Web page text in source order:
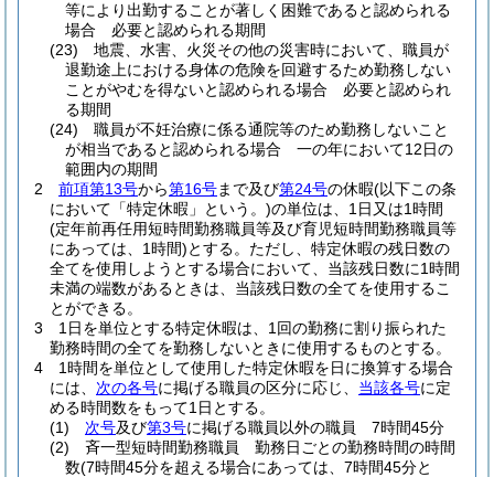
等により出勤することが著しく困難であると認められる
場合 必要と認められる期間
(23)
地震、水害、火災その他の災害時において、職員が
退勤途上における身体の危険を回避するため勤務しない
ことがやむを得ないと認められる場合 必要と認められ
る期間
(24)
職員が不妊治療に係る通院等のため勤務しないこと
が相当であると認められる場合 一の年において12日の
範囲内の期間
2
前項第13号から第16号まで及び第24号の休暇(以下この条
において「特定休暇」という。)の単位は、1日又は1時間
(定年前再任用短時間勤務職員等及び育児短時間勤務職員等
にあっては、1時間)とする。 ただし、特定休暇の残日数の
全てを使用しようとする場合において、当該残日数に1時間
未満の端数があるときは、当該残日数の全てを使用するこ
とができる。
3
1日を単位とする特定休暇は、1回の勤務に割り振られた
勤務時間の全てを勤務しないときに使用するものとする。
4
1時間を単位として使用した特定休暇を日に換算する場合
には、 次の各号に掲げる職員の区分に応じ、 当該各号に定
める時間数をもって1日とする。
(1)
次号及び第3号に掲げる職員以外の職員 7時間45分
(2)
斉一型短時間勤務職員 勤務日ごとの勤務時間の時間
数(7時間45分を超える場合にあっては、7時間45分と